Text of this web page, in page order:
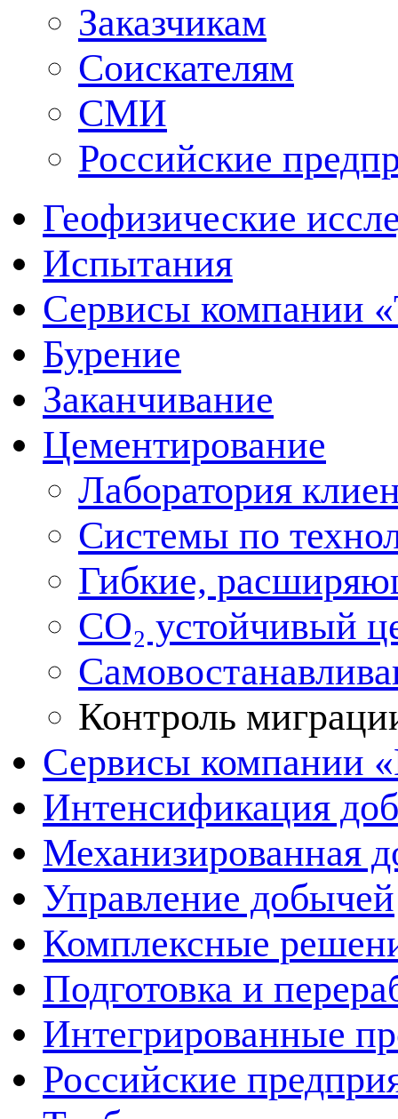
Заказчикам
Соискателям
СМИ
Российские
Геофизические
Испытания
Сервисы компании
Бурение
Заканчивание
Цементирование
Лаборатория
Системы по
Гибкие,
CO₂ устойчивый
Контроль
Сервисы компании
Интенсификация
Механизированная
Управление добычей
Комплексные
Подготовка и
Интегрированные
Российские